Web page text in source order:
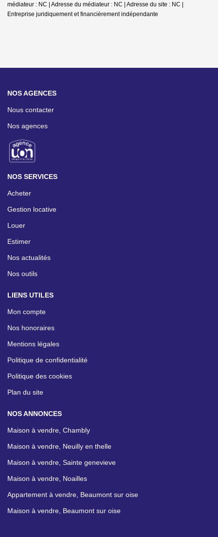
médiateur : NC | Adresse du médiateur : NC | Adresse du site : NC |
Entreprise juridiquement et financièrement indépendante
NOS AGENCES
Nous contacter
Nos agences
NOS SERVICES
Acheter
Gestion locative
Louer
Estimer
Nos actualités
Nos outils
LIENS UTILES
Mon compte
Nos honoraires
Mentions légales
Politique de confidentialité
Politique des cookies
Plan du site
NOS ANNONCES
Maison à vendre, Chambly
Maison à vendre, Neuilly en thelle
Maison à vendre, Sainte genevieve
Maison à vendre, Noailles
Appartement à vendre, Beaumont sur oise
Maison à vendre, Beaumont sur oise